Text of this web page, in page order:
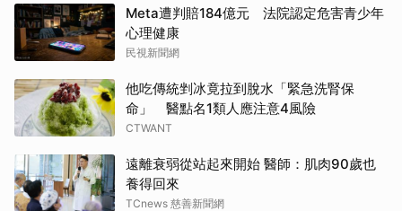
Meta遭判賠184億元 法院認定危害青少年
心理健康
民視新聞網
他吃傳統剉冰竟拉到脫水「緊急洗腎保
命」 醫點名1類人應注意4風險
CTWANT
遠離衰弱從站起來開始 醫師：肌肉90歲也
養得回來
TCnews 慈善新聞網